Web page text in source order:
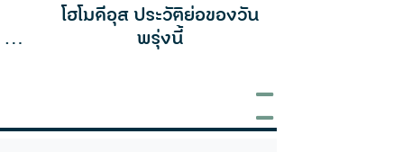
โฮโมดีอุส ประวัติย่อของวัน
พรุ่งนี้